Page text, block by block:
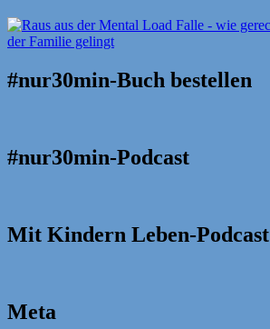
#nur30min-Buch bestellen
#nur30min-Podcast
Mit Kindern Leben-Podcast
Meta